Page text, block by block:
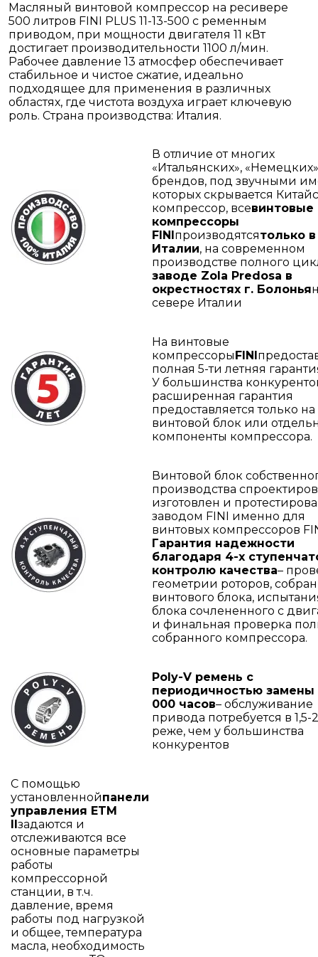
Масляный винтовой компрессор на ресивере
500 литров FINI PLUS 11-13-500 с ременным
приводом, при мощности двигателя 11 кВт
достигает производительности 1100 л/мин.
Рабочее давление 13 атмосфер обеспечивает
стабильное и чистое сжатие, идеально
подходящее для применения в различных
областях, где чистота воздуха играет ключевую
роль. Страна производства: Италия.
В отличие от многих
«Итальянских»,
брендов, под звучными
которых скрывается
компрессор, всевинтовые
компрессоры
FINIпроизводятсятолько в
Италии, на современном
производстве полного
заводе Zola Predosa в
окрестностях г. Болонья
севере Италии
На винтовые
компрессорыFINI
полная 5-ти летняя
У большинства
расширенная гарантия
предоставляется только на
винтовой блок или
компоненты компрессора.
Винтовой блок
производства
изготовлен и
заводом FINI именно для
винтовых компрессоров
Гарантия надежности
благодаря 4-х
контролю качества–
геометрии роторов,
винтового блока,
блока сочлененного с
и финальная проверка
собранного компрессора.
Poly-V ремень с
периодичностью замены
000 часов– обслуживание
привода потребуется в 1,5-
реже, чем у большинства
конкурентов
С помощью
установленнойпанели
управления ETM
IIзадаются и
отслеживаются все
основные параметры
работы
компрессорной
станции, в т.ч.
давление, время
работы под нагрузкой
и общее, температура
масла, необходимость